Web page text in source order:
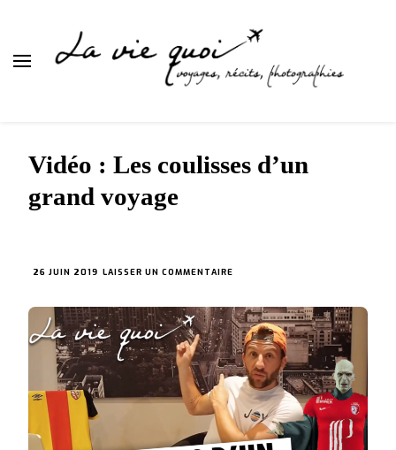
Vidéo : Les coulisses d’un
grand voyage
26 JUIN 2019 LAISSER UN COMMENTAIRE
LES
COULISSES
D’UN
GRAND
VOYAGE